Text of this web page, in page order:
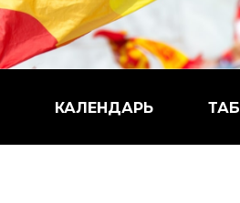
КАЛЕНДАРЬ